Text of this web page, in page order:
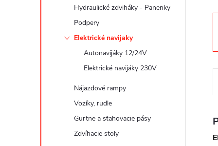
Hydraulické zdviháky - Panenky
Podpery
Elektrické navijaky
Autonavijáky 12/24V
Elektrické navijáky 230V
Nájazdové rampy
Vozíky, rudle
Gurtne a sťahovacie pásy
Zdvíhacie stoly